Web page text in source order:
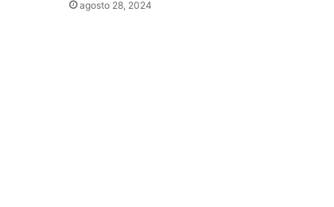
agosto 28, 2024